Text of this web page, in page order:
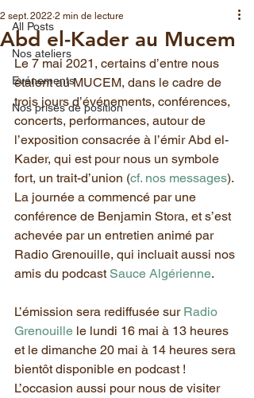
All Posts
Nos ateliers
Evénements
Nos prises de position
Abd el-Kader au Mucem
2 sept. 2022 2 min de lecture
Le 7 mai 2021, certains d’entre nous
étaient au MUCEM, dans le cadre de
trois jours d’événements, conférences,
concerts, performances, autour de
l’exposition consacrée à l’émir Abd el-
Kader, qui est pour nous un symbole
fort, un trait-d’union (cf. nos messages).
La journée a commencé par une
conférence de Benjamin Stora, et s’est
achevée par un entretien animé par
Radio Grenouille, qui incluait aussi nos
amis du podcast Sauce Algérienne.
L’émission sera rediffusée sur Radio
Grenouille le lundi 16 mai à 13 heures
et le dimanche 20 mai à 14 heures sera
bientôt disponible en podcast !
L’occasion aussi pour nous de visiter